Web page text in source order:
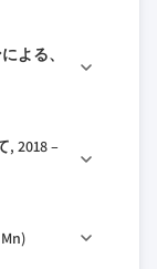
科に関連付けら
スク
よる、
2018 –